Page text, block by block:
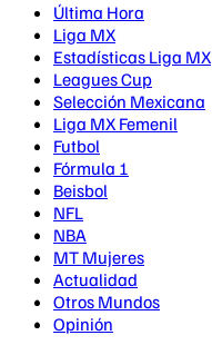
Última Hora
Liga MX
Estadísticas Liga MX
Leagues Cup
Selección Mexicana
Liga MX Femenil
Futbol
Fórmula 1
Beisbol
NFL
NBA
MT Mujeres
Actualidad
Otros Mundos
Opinión